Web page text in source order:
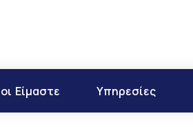
Είμαστε Υπηρεσίες